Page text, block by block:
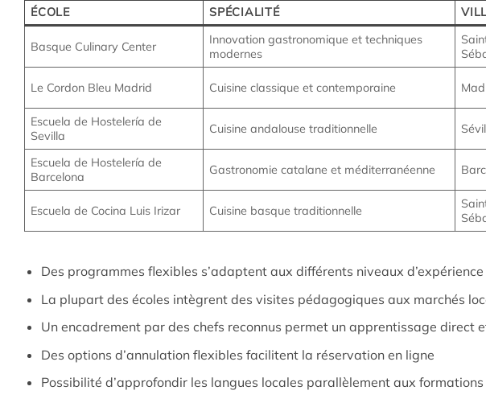
ÉCOLE SPÉCIALITÉ
Basque Culinary Center
Innovation gastronomique et techniques
modernes
Le Cordon Bleu Madrid Cuisine classique et contemporaine
Escuela de Hostelería de
Sevilla
Cuisine andalouse traditionnelle
Escuela de Hostelería de
Barcelona
Gastronomie catalane et méditerranéenne
Escuela de Cocina Luis Irizar Cuisine basque traditionnelle
Des programmes flexibles s’adaptent aux différents niveaux d’expérience
La plupart des écoles intègrent des visites pédagogiques aux marchés
Un encadrement par des chefs reconnus permet un apprentissage direct
Des options d’annulation flexibles facilitent la réservation en ligne
Possibilité d’approfondir les langues locales parallèlement aux